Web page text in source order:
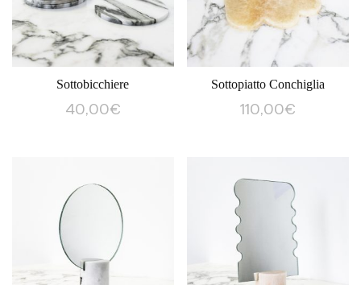
Sottobicchiere
40,00€
Sottopiatto Conchiglia
110,00€